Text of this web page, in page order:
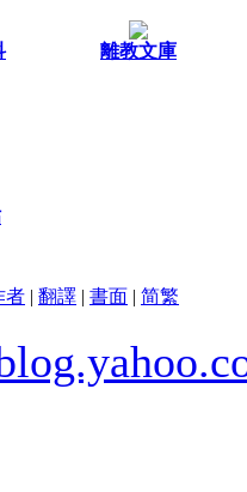
離教文庫
者 | 翻譯 | 書面 | 简繁